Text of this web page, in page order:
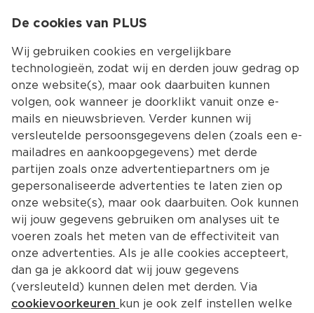
Kies jouw
Terug Producten
De cookies van PLUS
Wij gebruiken cookies en vergelijkbare
technologieën, zodat wij en derden jouw gedrag op
onze website(s), maar ook daarbuiten kunnen
volgen, ook wanneer je doorklikt vanuit onze e-
mails en nieuwsbrieven. Verder kunnen wij
versleutelde persoonsgegevens delen (zoals een e-
mailadres en aankoopgegevens) met derde
partijen zoals onze advertentiepartners om je
gepersonaliseerde advertenties te laten zien op
onze website(s), maar ook daarbuiten. Ook kunnen
wij jouw gegevens gebruiken om analyses uit te
voeren zoals het meten van de effectiviteit van
onze advertenties. Als je alle cookies accepteert,
dan ga je akkoord dat wij jouw gegevens
(versleuteld) kunnen delen met derden. Via
cookievoorkeuren kun je ook zelf instellen welke